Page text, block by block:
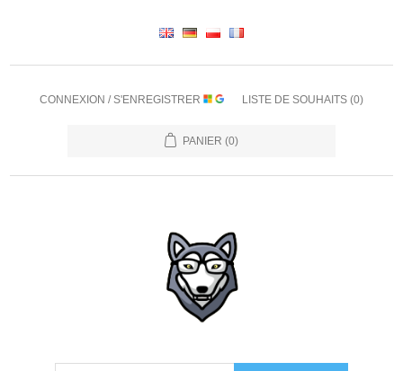
CONNEXION / S'ENREGISTRER LISTE DE SOUHAITS (0)
PANIER (0)